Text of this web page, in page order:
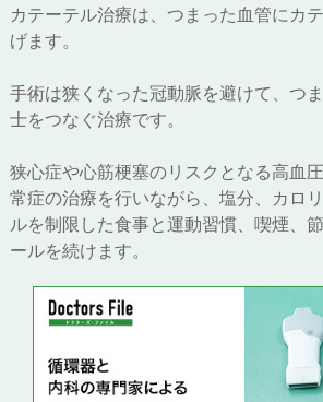
カテーテル治療は、つまった血管にカ
げます。
手術は狭くなった冠動脈を避けて、つ
士をつなぐ治療です。
狭心症や心筋梗塞のリスクとなる高血
常症の治療を行いながら、塩分、カロ
ルを制限した食事と運動習慣、喫煙、
ールを続けます。